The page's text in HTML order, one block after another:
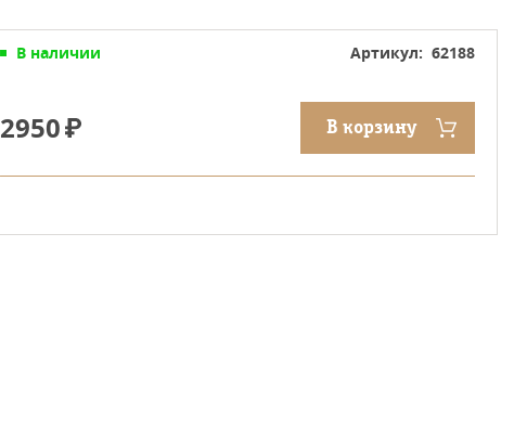
В наличии Артикул: 62188
2950 В корзину